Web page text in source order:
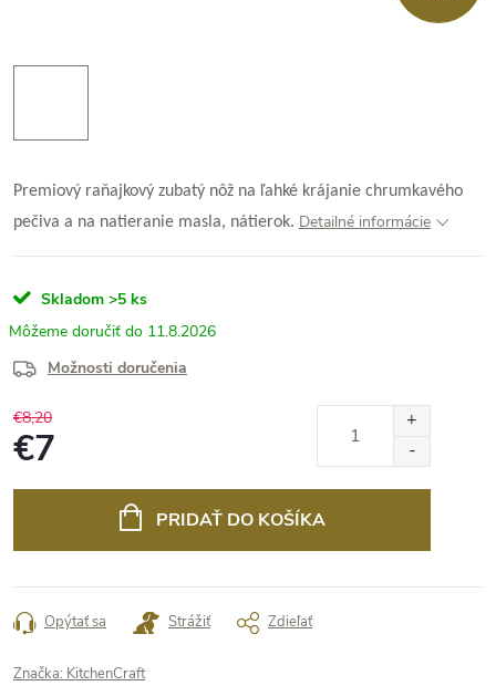
Premiový raňajkový zubatý nôž na ľahké krájanie chrumkavého
pečiva a na natieranie masla, nátierok. Detailné informácie
Skladom >5 ks
11.8.2026
Možnosti doručenia
€8,20
€7
PRIDAŤ DO KOŠÍKA
Opýtať sa Strážiť Zdieľať
Značka: KitchenCraft